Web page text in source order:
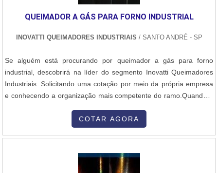
processos produtivos e na busca por maior eficiência e
competitividade.Com uma trajetória de sucesso e compromisso
uma empresa de excelência em Castelo Moenda e região, sendo
reconhecida pela qualidade de seus serviços e produtos.
QUEIMADOR A GÁS PARA FORNO INDUSTRIAL
INOVATTI QUEIMADORES INDUSTRIAIS / SANTO ANDRÉ - SP
Se alguém está procurando por queimador a gás para forno
industrial, descobrirá na líder do segmento Inovatti Queimadores
Industriais. Solicitando uma cotação por meio da própria empresa
e conhecendo a organização mais competente do ramo.Quando a
da Inovatti Queimadores Industriais alcançará ótima qualidade com
Queimadores Industriais objetiva seus recursos em proporcionar
aos clientes uma estrutura com escritório de alta qualidade onde
COTAR AGORA